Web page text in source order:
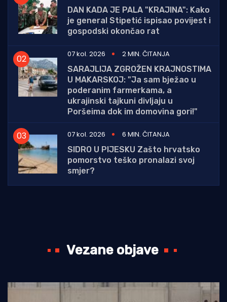
DAN KADA JE PALA "KRAJINA": Kako
je general Stipetić ispisao povijest i
gospodski okončao rat
07 kol. 2026
2 MIN. ČITANJA
SARAJLIJA ZGROŽEN KRAJNOSTIMA
U MAKARSKOJ: "Ja sam bježao u
poderanim farmerkama, a
ukrajinski tajkuni divljaju u
Poršeima dok im domovina gori!"
07 kol. 2026
6 MIN. ČITANJA
SIDRO U PIJESKU Zašto hrvatsko
pomorstvo teško pronalazi svoj
smjer?
Vezane objave